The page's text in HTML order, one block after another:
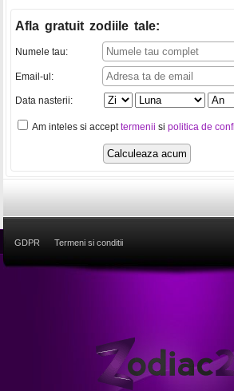
Afla gratuit zodiile tale:
Numele tau:
Email-ul:
Data nasterii:
Am inteles si accepttermenii si politica de
GDPR Termeni si conditii